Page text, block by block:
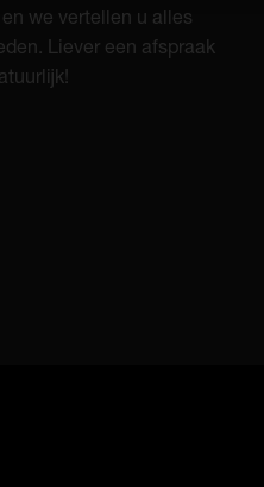
we vertellen u alles
Liever een afspraak